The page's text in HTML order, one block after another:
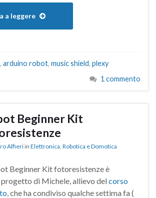
a leggere
, arduino robot, music shield, plexy
1 commento
Beginner Kit
Alfieri in Elettronica Robotica e Domotica
Beginner Kit fotoresistenze è
progetto di Michele, allievo del corso
, che ha condiviso qualche settima fa (